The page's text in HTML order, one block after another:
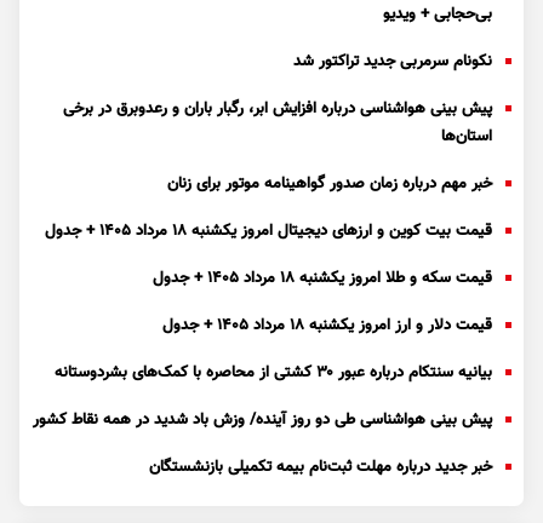
بی‌حجابی + ویدیو
نکونام سرمربی جدید تراکتور شد
پیش بینی هواشناسی درباره افزایش ابر، رگبار باران و رعدوبرق در برخی
استان‌ها
خبر مهم درباره زمان صدور گواهینامه موتور برای زنان
قیمت بیت کوین و ارز‌های دیجیتال امروز یکشنبه ۱۸ مرداد ۱۴۰۵ + جدول
قیمت سکه و طلا امروز یکشنبه ۱۸ مرداد ۱۴۰۵ + جدول
قیمت دلار و ارز امروز یکشنبه ۱۸ مرداد ۱۴۰۵ + جدول
بیانیه سنتکام درباره عبور ۳۰ کشتی از محاصره با کمک‌های بشردوستانه
پیش بینی هواشناسی طی دو روز آینده/ وزش باد شدید در همه نقاط کشور
خبر جدید درباره مهلت ثبت‌نام بیمه تکمیلی بازنشستگان